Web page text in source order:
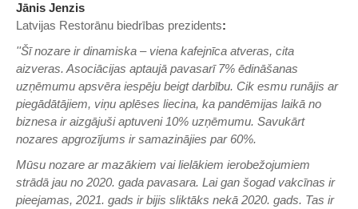
Jānis Jenzis ​
Latvijas Restorānu biedrības prezidents:
''Šī nozare ir dinamiska – viena kafejnīca atveras, cita
aizveras. Asociācijas aptaujā pavasarī 7% ēdināšanas
uzņēmumu apsvēra iespēju beigt darbību. Cik esmu runājis ar
piegādātājiem, viņu aplēses liecina, ka pandēmijas laikā no
biznesa ir aizgājuši aptuveni 10% uzņēmumu. Savukārt
nozares apgrozījums ir samazinājies par 60%.
Mūsu nozare ar mazākiem vai lielākiem ierobežojumiem
strādā jau no 2020. gada pavasara. Lai gan šogad vakcīnas ir
pieejamas, 2021. gads ir bijis sliktāks nekā 2020. gads. Tas ir